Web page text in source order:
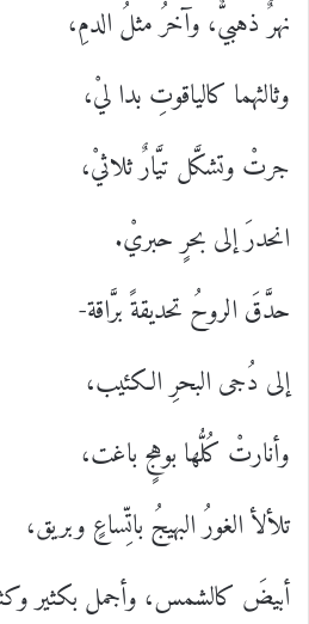
نهرٌ ذهبيٌّ، وآخرُ مثلُ الدمِ،
وثالثهما كالياقوتِ بدا ليْ،
جرتْ وتشكَّل تيَّارٌ ثلاثيْ،
انحدرَ إلى بحرٍ حبريْ.
حدَّقَ الروحُ تحديقةً برَّاقة-
إلى دُجى البحرِ الكئيب،
وأنارتْ كُلُّها بوهجٍ باغت،
تلألأ الغورُ البهيجُ باتِّساعٍ وبريق،
أبيضَ كالشمس، وأجمل بكثير